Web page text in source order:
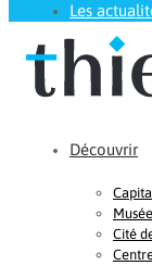
Les
Découvrir
Cité